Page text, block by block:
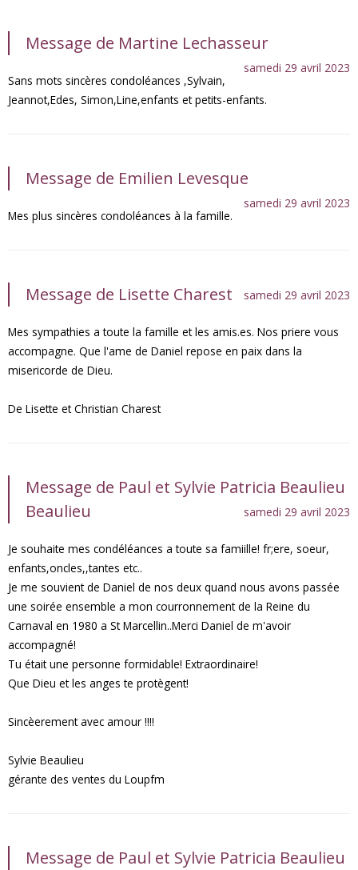
Message de Martine Lechasseur
samedi 29 avril 2023
Sans mots sincères condoléances ,Sylvain,
Jeannot,Edes, Simon,Line,enfants et petits-enfants.
Message de Emilien Levesque
samedi 29 avril 2023
Mes plus sincères condoléances à la famille.
Message de Lisette Charest samedi 29 avril 2023
Mes sympathies a toute la famille et les amis.es. Nos priere vous
accompagne. Que l'ame de Daniel repose en paix dans la
misericorde de Dieu.
De Lisette et Christian Charest
Message de Paul et Sylvie Patricia Beaulieu
Beaulieu
samedi 29 avril 2023
Je souhaite mes condéléances a toute sa famiille! fr;ere, soeur,
enfants,oncles,,tantes etc..
Je me souvient de Daniel de nos deux quand nous avons passée
une soirée ensemble a mon courronnement de la Reine du
Carnaval en 1980 a St Marcellin..Merci Daniel de m'avoir
accompagné!
Tu était une personne formidable! Extraordinaire!
Que Dieu et les anges te protègent!
Sincèerement avec amour !!!!
Sylvie Beaulieu
gérante des ventes du Loupfm
Message de Paul et Sylvie Patricia Beaulieu